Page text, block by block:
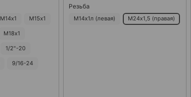
М14х1 М15х1
М18х1
1/2"-20
9/16-24
Резьба
М14х1л (левая) М24х1,5 (правая)